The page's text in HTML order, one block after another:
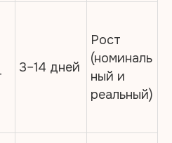
3–14 дней
Рост
(номиналь
ный и
реальный)